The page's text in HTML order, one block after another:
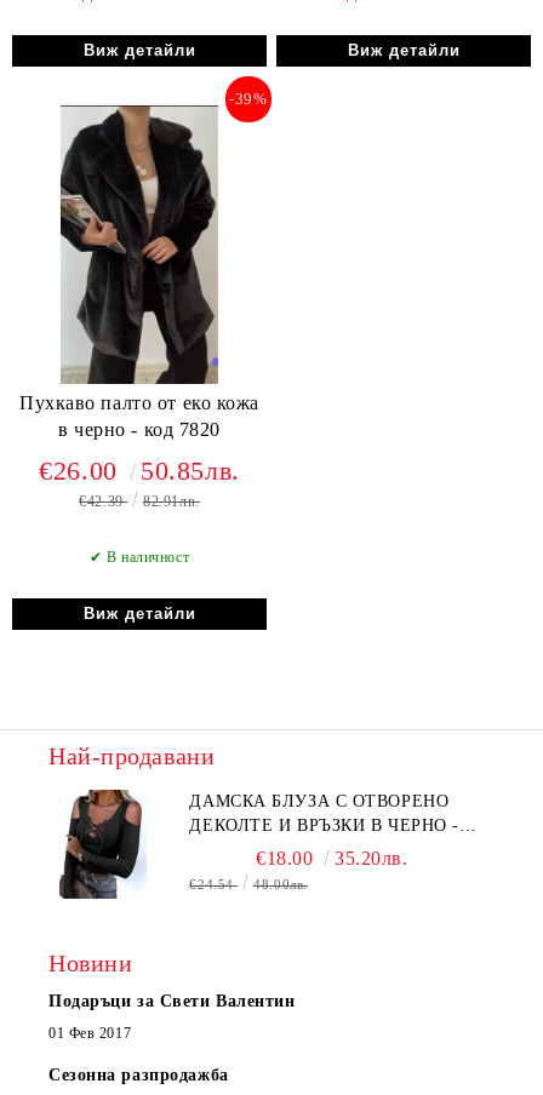
Виж детайли Виж детайли
Пухкаво палто от еко кожа
в черно - код 7820
-39%
€26.00 50.85лв.
€42.39 82.91лв.
✔ В наличност
Виж детайли
Най-продавани
ДАМСКА БЛУЗА С ОТВОРЕНО
ДЕКОЛТЕ И ВРЪЗКИ В ЧЕРНО -
КОД 6315€18.00 35.20лв.
€24.54 48.00лв.
Новини
Подаръци за Свети Валентин
01 Фев 2017
Сезонна разпродажба